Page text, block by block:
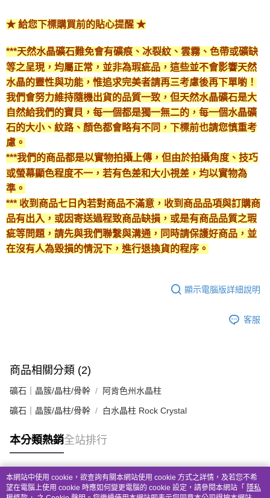
★ 給您下標購買前的貼心提醒 ★
***天然水晶礦石難免會有礦痕、冰裂紋、雲霧、色帶或礦缺
等之呈現，均屬正常，並非為瑕疵品，這些並不會影響天然
水晶的靈性與功能，惟追求完美者請再三考慮後再下單喲！
我們會努力維持隨機出貨的品質一致，但天然水晶礦石是大
自然給我們的寶貝，每一個都是獨一無二的，每一個水晶礦
石的大小、紋路、顏色都會略有不同，下標前也請您慎重考
慮。
***我們的商品都是以實物拍攝上傳，但由於拍攝角度、技巧
或螢幕顯色程度不一，若有色差和大小視差，均以實物為
準。
*** 收到商品七日內若對商品不滿意，收到商品品項與訂購商
品有出入，或因寄送過程致商品缺損，或是有商品品質之瑕
疵等問題，請先與我們聯繫與溝通，同時請保護好商品，並
在沒有人為毀損的情況下，進行退換貨的程序。
顯示電腦版詳細說明
客服
商品相關分類 (2)
礦石｜晶簇/晶柱/骨幹 阿肯色州水晶柱
礦石｜晶簇/晶柱/骨幹 白水晶柱 Rock Crystal
本分類熱銷全站排行
熱門標籤
本網站中使用 cookie，欲查詢有關本網站使用 cookie 方式之詳情，及若您不希
望在電腦上使用 cookie 時應如何變更電腦的 cookie 設定，請參閱本網站「 隱私